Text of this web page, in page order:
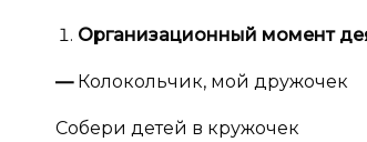
Организационный момент
— Колокольчик, мой дружочек
Собери детей в кружочек